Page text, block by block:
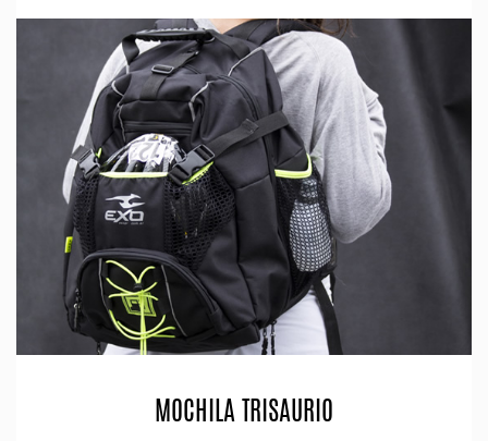
MOCHILA TRISAURIO